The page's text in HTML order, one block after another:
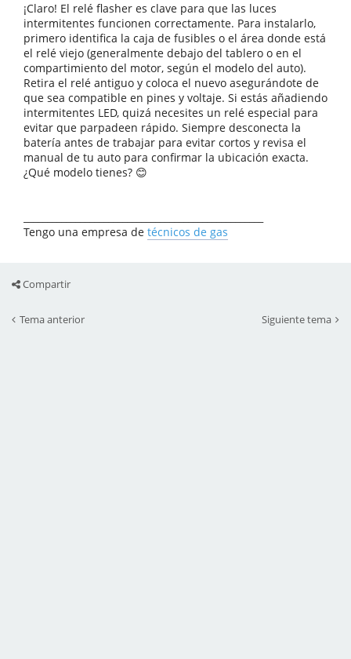
¡Claro! El relé flasher es clave para que las luces
intermitentes funcionen correctamente. Para instalarlo,
primero identifica la caja de fusibles o el área donde está
el relé viejo (generalmente debajo del tablero o en el
compartimiento del motor, según el modelo del auto).
Retira el relé antiguo y coloca el nuevo asegurándote de
que sea compatible en pines y voltaje. Si estás añadiendo
intermitentes LED, quizá necesites un relé especial para
evitar que parpadeen rápido. Siempre desconecta la
batería antes de trabajar para evitar cortos y revisa el
manual de tu auto para confirmar la ubicación exacta.
¿Qué modelo tienes? 😊
Tengo una empresa de técnicos de gas
Compartir
Tema anterior Siguiente tema